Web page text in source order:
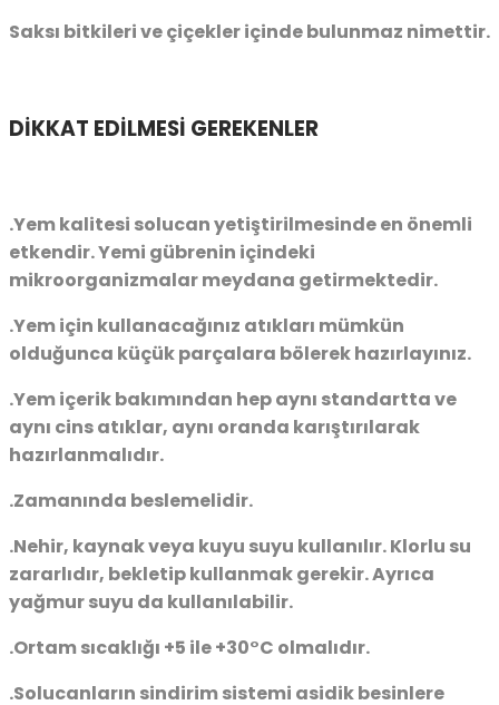
Saksı bitkileri ve çiçekler içinde bulunmaz nimettir.
DİKKAT EDİLMESİ GEREKENLER
.Yem kalitesi solucan yetiştirilmesinde en önemli
etkendir. Yemi gübrenin içindeki
mikroorganizmalar meydana getirmektedir.
.Yem için kullanacağınız atıkları mümkün
olduğunca küçük parçalara bölerek hazırlayınız.
.Yem içerik bakımından hep aynı standartta ve
aynı cins atıklar, aynı oranda karıştırılarak
hazırlanmalıdır.
.Zamanında beslemelidir.
.Nehir, kaynak veya kuyu suyu kullanılır. Klorlu su
zararlıdır, bekletip kullanmak gerekir. Ayrıca
yağmur suyu da kullanılabilir.
.Ortam sıcaklığı +5 ile +30°C olmalıdır.
.Solucanların sindirim sistemi asidik besinlere